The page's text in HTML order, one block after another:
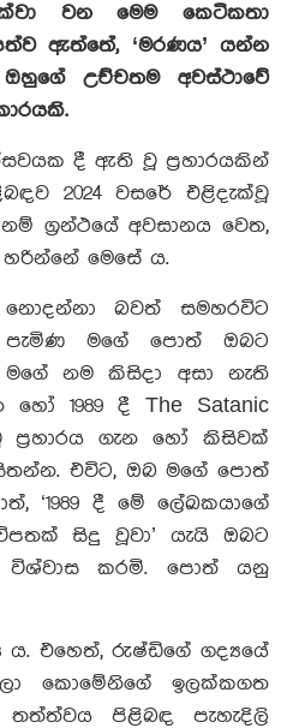
වන මෙම කෙටිකතා
ඇත්තේ, ‘මරණය’ යන්න
උච්චතම අවස්ථාවේ
දී ඇති වූ ප්‍රහාරයකින්
2024 වසරේ එළිදැක්වූ
ග්‍රන්ථයේ අවසානය වෙත,
මෙසේ ය.
බවත් සමහරවිට
පැමිණ මගේ පොත් ඔබට
නම කිසිදා අසා නැති
1989 දී The Satanic
ප්‍රහාරය ගැන හෝ කිසිවක්
එවිට, ඔබ මගේ පොත්
‘1989 දී මේ ලේඛකයාගේ
සිදු වූවා’ යැයි ඔබට
කරමි. පොත් යනු
ය. එහෙත්, රුෂ්ඩිගේ ගද්‍යයේ
කොමේනිගේ ඉලක්කගත
පිළිබඳ පැහැදිලි